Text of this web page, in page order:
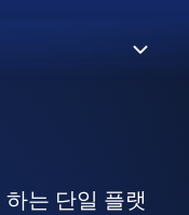
하는 단일 플랫